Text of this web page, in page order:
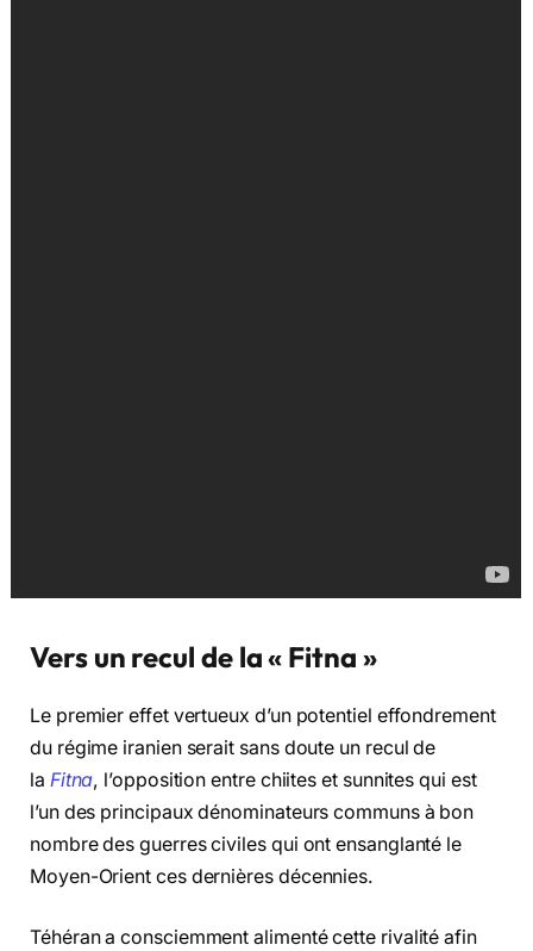
Vers un recul de la « Fitna »
Le premier effet vertueux d’un potentiel effondrement
du régime iranien serait sans doute un recul de
la Fitna, l’opposition entre chiites et sunnites qui est
l’un des principaux dénominateurs communs à bon
nombre des guerres civiles qui ont ensanglanté le
Moyen-Orient ces dernières décennies.
Téhéran a consciemment alimenté cette rivalité afin